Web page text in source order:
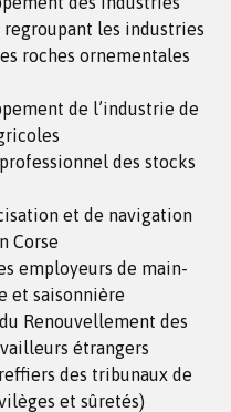
les industries
roches ornementales
de l’industrie de
des stocks
et de navigation
Corse
employeurs de main-
et saisonnière
Renouvellement des
étrangers
des tribunaux de
et sûretés)